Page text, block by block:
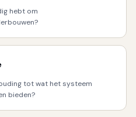
hebt om
tot wat het systeem
bieden?